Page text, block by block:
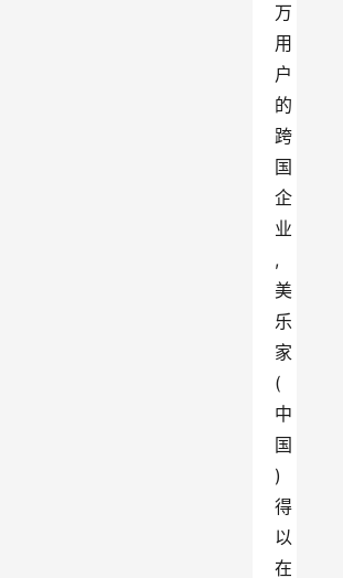
万
用
户
的
跨
国
企
业
,
美
乐
家
(
中
国
)
得
以
在